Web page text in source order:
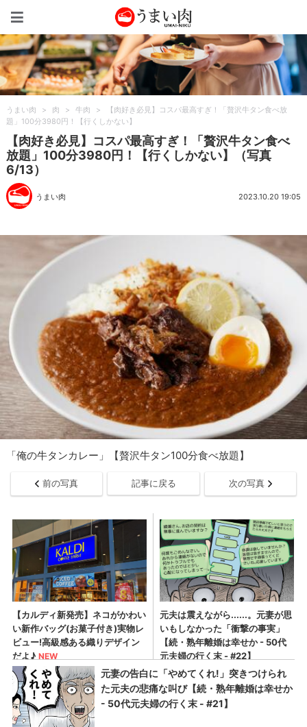
うまい肉 > 肉 > 牛肉 >
【肉好き必見】コスパ最高すぎ！「贅沢牛タン食べ放
題」100分3980円！【行くしかない】
【肉好き必見】コスパ最高すぎ！「贅沢牛タン食べ
放題」100分3980円！【行くしかない】（写真
6/13）
うまい肉 2023.10.20 19:05
「俺の牛タンカレー」【贅沢牛タン100分食べ放題】
前の写真 記事に戻る 次の写真